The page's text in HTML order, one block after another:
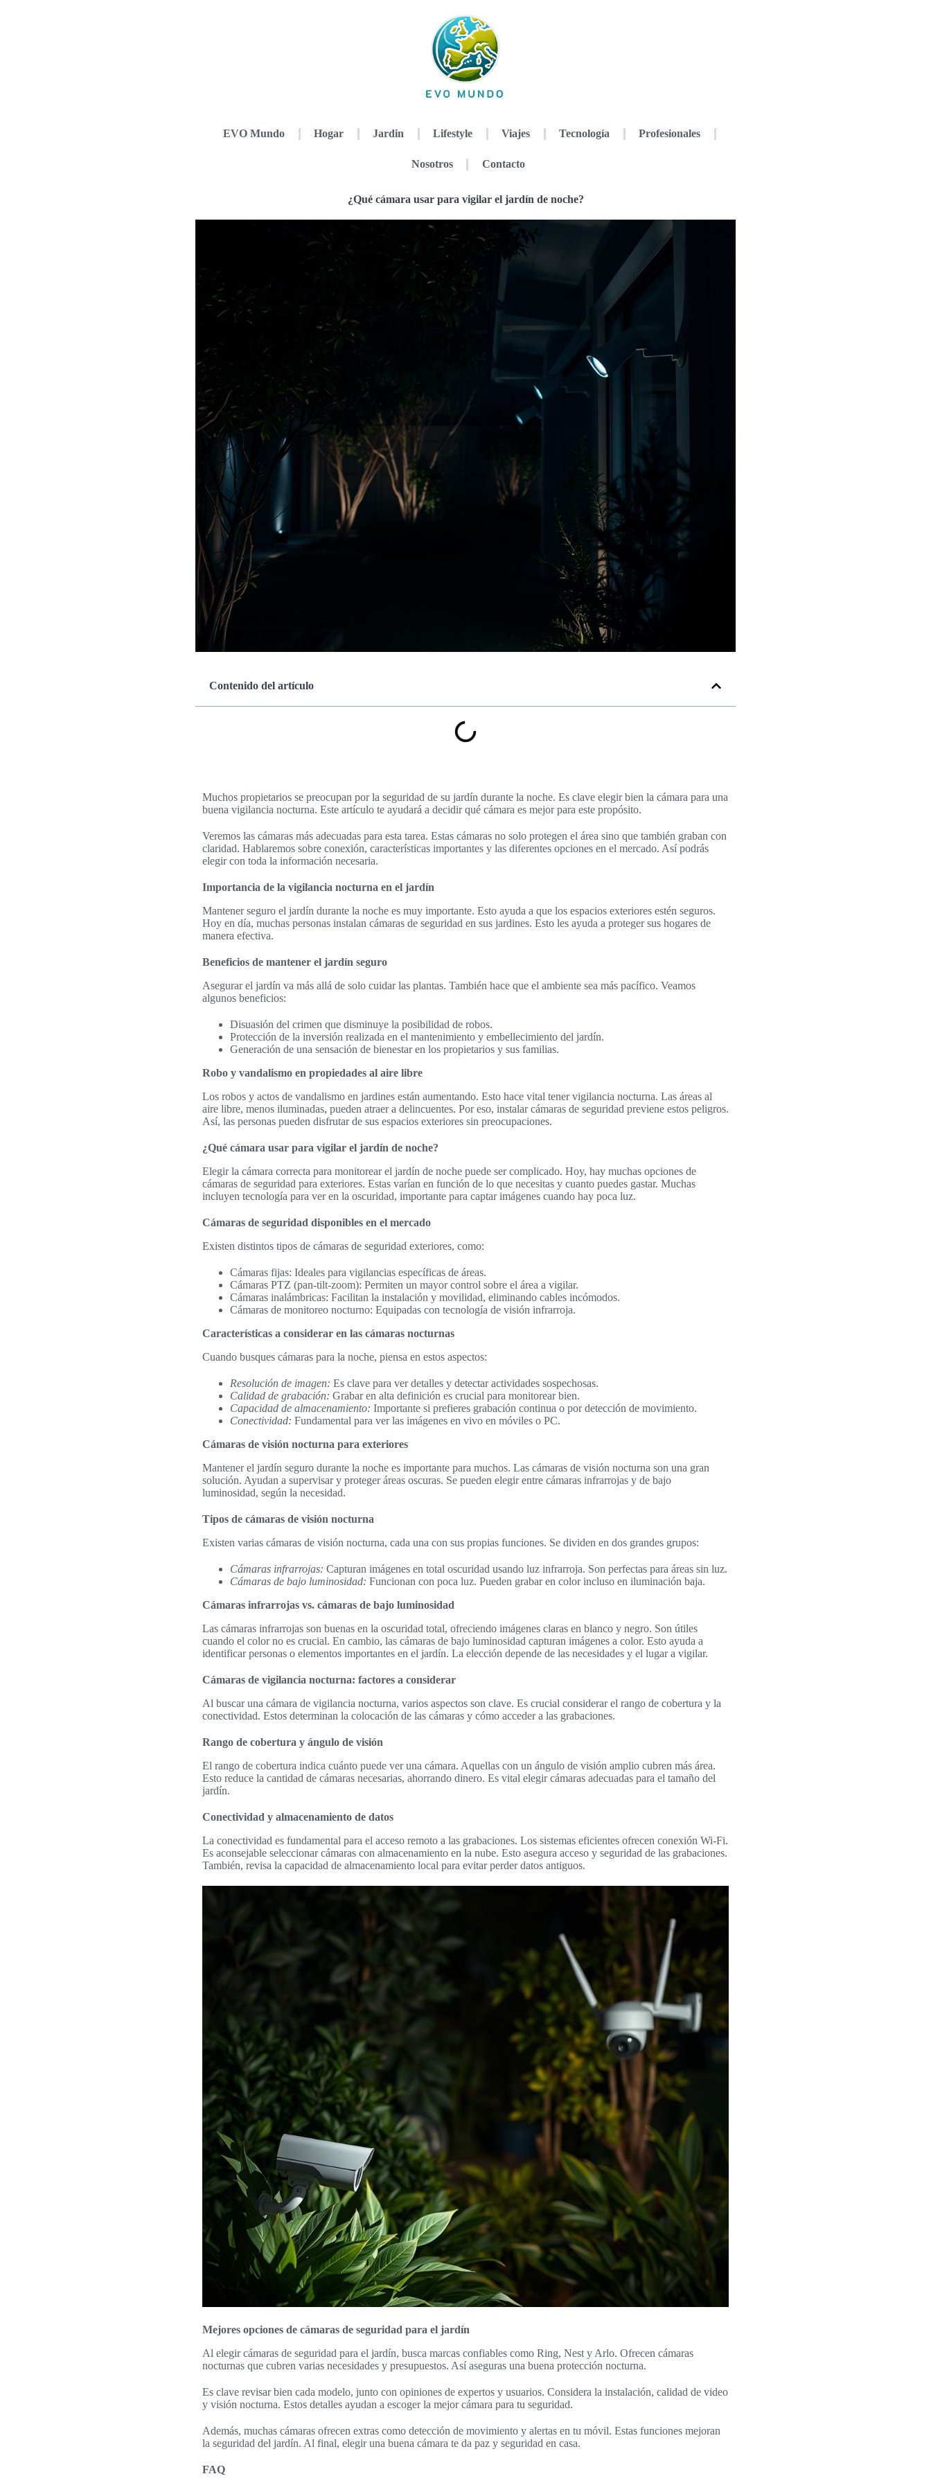
EVO Mundo Hogar Jardin Lifestyle Viajes Tecnología Profesionales
Nosotros Contacto
¿Qué cámara usar para vigilar el jardín de noche?
Contenido del artículo
Muchos propietarios se preocupan por la seguridad de su jardín durante la noche. Es clave elegir bien la cámara para una
buena vigilancia nocturna. Este artículo te ayudará a decidir qué cámara es mejor para este propósito.
Veremos las cámaras más adecuadas para esta tarea. Estas cámaras no solo protegen el área sino que también graban con
claridad. Hablaremos sobre conexión, características importantes y las diferentes opciones en el mercado. Así podrás
elegir con toda la información necesaria.
Importancia de la vigilancia nocturna en el jardín
Mantener seguro el jardín durante la noche es muy importante. Esto ayuda a que los espacios exteriores estén seguros.
Hoy en día, muchas personas instalan cámaras de seguridad en sus jardines. Esto les ayuda a proteger sus hogares de
manera efectiva.
Beneficios de mantener el jardín seguro
Asegurar el jardín va más allá de solo cuidar las plantas. También hace que el ambiente sea más pacífico. Veamos
algunos beneficios:
Disuasión del crimen que disminuye la posibilidad de robos.
Protección de la inversión realizada en el mantenimiento y embellecimiento del jardín.
Generación de una sensación de bienestar en los propietarios y sus familias.
Robo y vandalismo en propiedades al aire libre
Los robos y actos de vandalismo en jardines están aumentando. Esto hace vital tener vigilancia nocturna. Las áreas al
aire libre, menos iluminadas, pueden atraer a delincuentes. Por eso, instalar cámaras de seguridad previene estos peligros.
Así, las personas pueden disfrutar de sus espacios exteriores sin preocupaciones.
¿Qué cámara usar para vigilar el jardín de noche?
Elegir la cámara correcta para monitorear el jardín de noche puede ser complicado. Hoy, hay muchas opciones de
cámaras de seguridad para exteriores. Estas varían en función de lo que necesitas y cuanto puedes gastar. Muchas
incluyen tecnología para ver en la oscuridad, importante para captar imágenes cuando hay poca luz.
Cámaras de seguridad disponibles en el mercado
Existen distintos tipos de cámaras de seguridad exteriores, como:
Cámaras fijas: Ideales para vigilancias específicas de áreas.
Cámaras PTZ (pan-tilt-zoom): Permiten un mayor control sobre el área a vigilar.
Cámaras inalámbricas: Facilitan la instalación y movilidad, eliminando cables incómodos.
Cámaras de monitoreo nocturno: Equipadas con tecnología de visión infrarroja.
Características a considerar en las cámaras nocturnas
Cuando busques cámaras para la noche, piensa en estos aspectos:
Resolución de imagen: Es clave para ver detalles y detectar actividades sospechosas.
Calidad de grabación: Grabar en alta definición es crucial para monitorear bien.
Capacidad de almacenamiento: Importante si prefieres grabación continua o por detección de movimiento.
Conectividad: Fundamental para ver las imágenes en vivo en móviles o PC.
Cámaras de visión nocturna para exteriores
Mantener el jardín seguro durante la noche es importante para muchos. Las cámaras de visión nocturna son una gran
solución. Ayudan a supervisar y proteger áreas oscuras. Se pueden elegir entre cámaras infrarrojas y de bajo
luminosidad, según la necesidad.
Tipos de cámaras de visión nocturna
Existen varias cámaras de visión nocturna, cada una con sus propias funciones. Se dividen en dos grandes grupos:
Cámaras infrarrojas: Capturan imágenes en total oscuridad usando luz infrarroja. Son perfectas para áreas sin luz.
Cámaras de bajo luminosidad: Funcionan con poca luz. Pueden grabar en color incluso en iluminación baja.
Cámaras infrarrojas vs. cámaras de bajo luminosidad
Las cámaras infrarrojas son buenas en la oscuridad total, ofreciendo imágenes claras en blanco y negro. Son útiles
cuando el color no es crucial. En cambio, las cámaras de bajo luminosidad capturan imágenes a color. Esto ayuda a
identificar personas o elementos importantes en el jardín. La elección depende de las necesidades y el lugar a vigilar.
Cámaras de vigilancia nocturna: factores a considerar
Al buscar una cámara de vigilancia nocturna, varios aspectos son clave. Es crucial considerar el rango de cobertura y la
conectividad. Estos determinan la colocación de las cámaras y cómo acceder a las grabaciones.
Rango de cobertura y ángulo de visión
El rango de cobertura indica cuánto puede ver una cámara. Aquellas con un ángulo de visión amplio cubren más área.
Esto reduce la cantidad de cámaras necesarias, ahorrando dinero. Es vital elegir cámaras adecuadas para el tamaño del
jardín.
Conectividad y almacenamiento de datos
La conectividad es fundamental para el acceso remoto a las grabaciones. Los sistemas eficientes ofrecen conexión Wi-Fi.
Es aconsejable seleccionar cámaras con almacenamiento en la nube. Esto asegura acceso y seguridad de las grabaciones.
También, revisa la capacidad de almacenamiento local para evitar perder datos antiguos.
Mejores opciones de cámaras de seguridad para el jardín
Al elegir cámaras de seguridad para el jardín, busca marcas confiables como Ring, Nest y Arlo. Ofrecen cámaras
nocturnas que cubren varias necesidades y presupuestos. Así aseguras una buena protección nocturna.
Es clave revisar bien cada modelo, junto con opiniones de expertos y usuarios. Considera la instalación, calidad de video
y visión nocturna. Estos detalles ayudan a escoger la mejor cámara para tu seguridad.
Además, muchas cámaras ofrecen extras como detección de movimiento y alertas en tu móvil. Estas funciones mejoran
la seguridad del jardín. Al final, elegir una buena cámara te da paz y seguridad en casa.
FAQ